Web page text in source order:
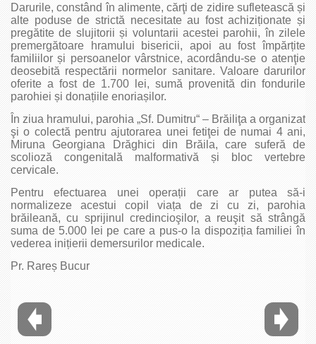
Darurile, constând în alimente, cărţi de zidire sufletească și
alte poduse de strictă necesitate au fost achiziționate și
pregătite de slujitorii și voluntarii acestei parohii, în zilele
premergătoare hramului bisericii, apoi au fost împărțite
familiilor și persoanelor vârstnice, acordându-se o atenţie
deosebită respectării normelor sanitare. Valoare darurilor
oferite a fost de 1.700 lei, sumă provenită din fondurile
parohiei și donațiile enoriașilor.
În ziua hramului, parohia „Sf. Dumitru“ – Brăiliţa a organizat
şi o colectă pentru ajutorarea unei fetiţei de numai 4 ani,
Miruna Georgiana Drăghici din Brăila, care suferă de
scolioză congenitală malformativă și bloc vertebre
cervicale.
Pentru efectuarea unei operații care ar putea să-i
normalizeze acestui copil viața de zi cu zi, parohia
brăileană, cu sprijinul credincioşilor, a reuşit să strângă
suma de 5.000 lei pe care a pus-o la dispoziția familiei în
vederea inițierii demersurilor medicale.
Pr. Rareș Bucur